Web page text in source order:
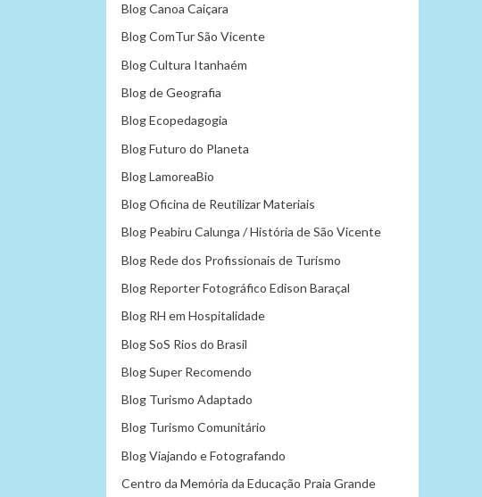
Blog Canoa Caiçara
Blog ComTur São Vicente
Blog Cultura Itanhaém
Blog de Geografia
Blog Ecopedagogia
Blog Futuro do Planeta
Blog LamoreaBio
Blog Oficina de Reutilizar Materiais
Blog Peabiru Calunga / História de São Vicente
Blog Rede dos Profissionais de Turismo
Blog Reporter Fotográfico Edison Baraçal
Blog RH em Hospitalidade
Blog SoS Rios do Brasil
Blog Super Recomendo
Blog Turismo Adaptado
Blog Turismo Comunitário
Blog Viajando e Fotografando
Centro da Memória da Educação Praia Grande